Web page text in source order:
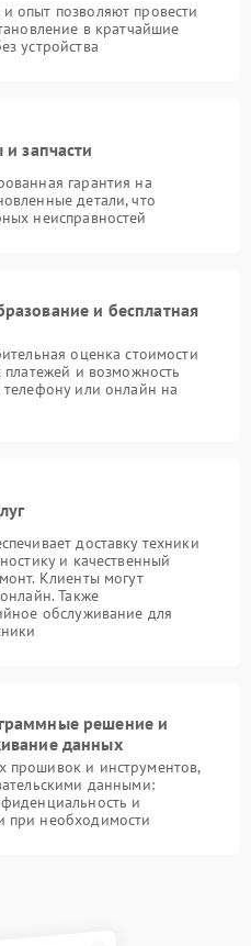
опыт позволяют провести
в кратчайшие
устройства
запчасти
гарантия на
детали, что
неисправностей
и бесплатная
оценка стоимости
платежей и возможность
телефону или онлайн на
доставку техники
и качественный
Клиенты могут
Также
обслуживание для
решение и
данных
прошивок и инструментов,
данными:
и
при необходимости